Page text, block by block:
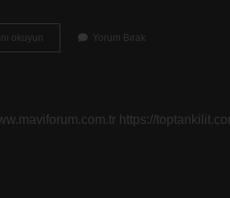
okuyun
Çeşmeli
Yorum Bırak
https://